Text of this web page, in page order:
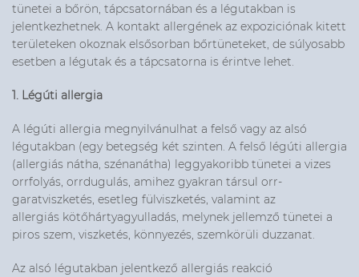
tünetei a bőrön, tápcsatornában és a légutakban is
jelentkezhetnek. A kontakt allergének az expoziciónak kitett
területeken okoznak elsősorban bőrtüneteket, de súlyosabb
esetben a légutak és a tápcsatorna is érintve lehet.
1. Légúti allergia
A légúti allergia megnyilvánulhat a felső vagy az alsó
légutakban (egy betegség két szinten. A felső légúti allergia
(allergiás nátha, szénanátha) leggyakoribb tünetei a vizes
orrfolyás, orrdugulás, amihez gyakran társul orr-
garatviszketés, esetleg fülviszketés, valamint az
allergiás kötőhártyagyulladás, melynek jellemző tünetei a
piros szem, viszketés, könnyezés, szemkörüli duzzanat.
Az alsó légutakban jelentkező allergiás reakció